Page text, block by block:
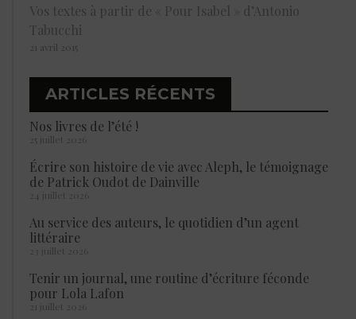
Vos textes à partir de « Pour Isabel » d’Antonio
Tabucchi
21 avril 2015
ARTICLES RÉCENTS
Nos livres de l’été !
25 juillet 2026
Écrire son histoire de vie avec Aleph, le témoignage
de Patrick Oudot de Dainville
24 juillet 2026
Au service des auteurs, le quotidien d’un agent
littéraire
23 juillet 2026
Tenir un journal, une routine d’écriture féconde
pour Lola Lafon
21 juillet 2026